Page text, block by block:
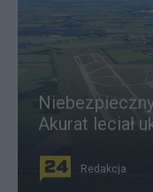
Akurat leciał
Redakcja